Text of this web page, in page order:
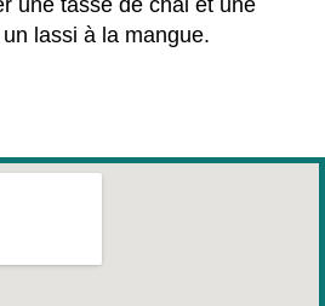
une tasse de chai et une
lassi à la mangue.